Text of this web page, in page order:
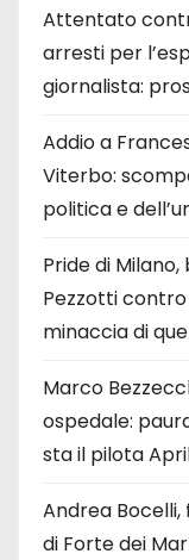
Attentato
arresti per
giornalista:
Addio a
Viterbo:
politica e
Pride di
Pezzotti contro
minaccia di
Marco
ospedale:
sta il pilota
Andrea
di Forte dei